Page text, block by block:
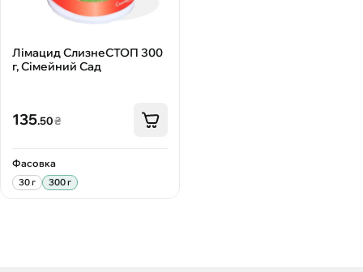
Лімацид СлизнеСТОП 300
г, Сімейний Сад
135.50₴
Фасовка
30 г 300 г